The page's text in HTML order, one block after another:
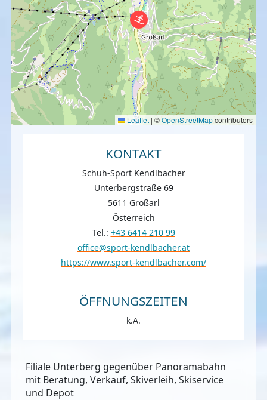
Leaflet | ©OpenStreetMapcontributors
KONTAKT
Schuh-Sport Kendlbacher
Unterbergstraße 69
5611 Großarl
Österreich
Tel.: +43 6414 210 99
office@sport-kendlbacher.at
https://www.sport-kendlbacher.com/
ÖFFNUNGSZEITEN
k.A.
Filiale Unterberg gegenüber Panoramabahn
mit Beratung, Verkauf, Skiverleih, Skiservice
und Depot